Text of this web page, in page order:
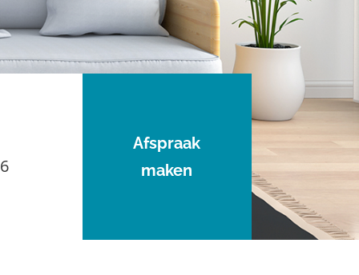
Afspraak
maken